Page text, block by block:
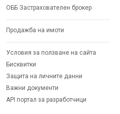
ОББ Застрахователен брокер
Продажба на имоти
Условия за ползване на сайта
Бисквитки
Защита на личните данни
Важни документи
API портал за разработчици